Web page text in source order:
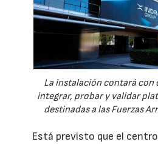
La instalación contará con
integrar, probar y validar
destinadas a las Fuerzas
Está previsto que el